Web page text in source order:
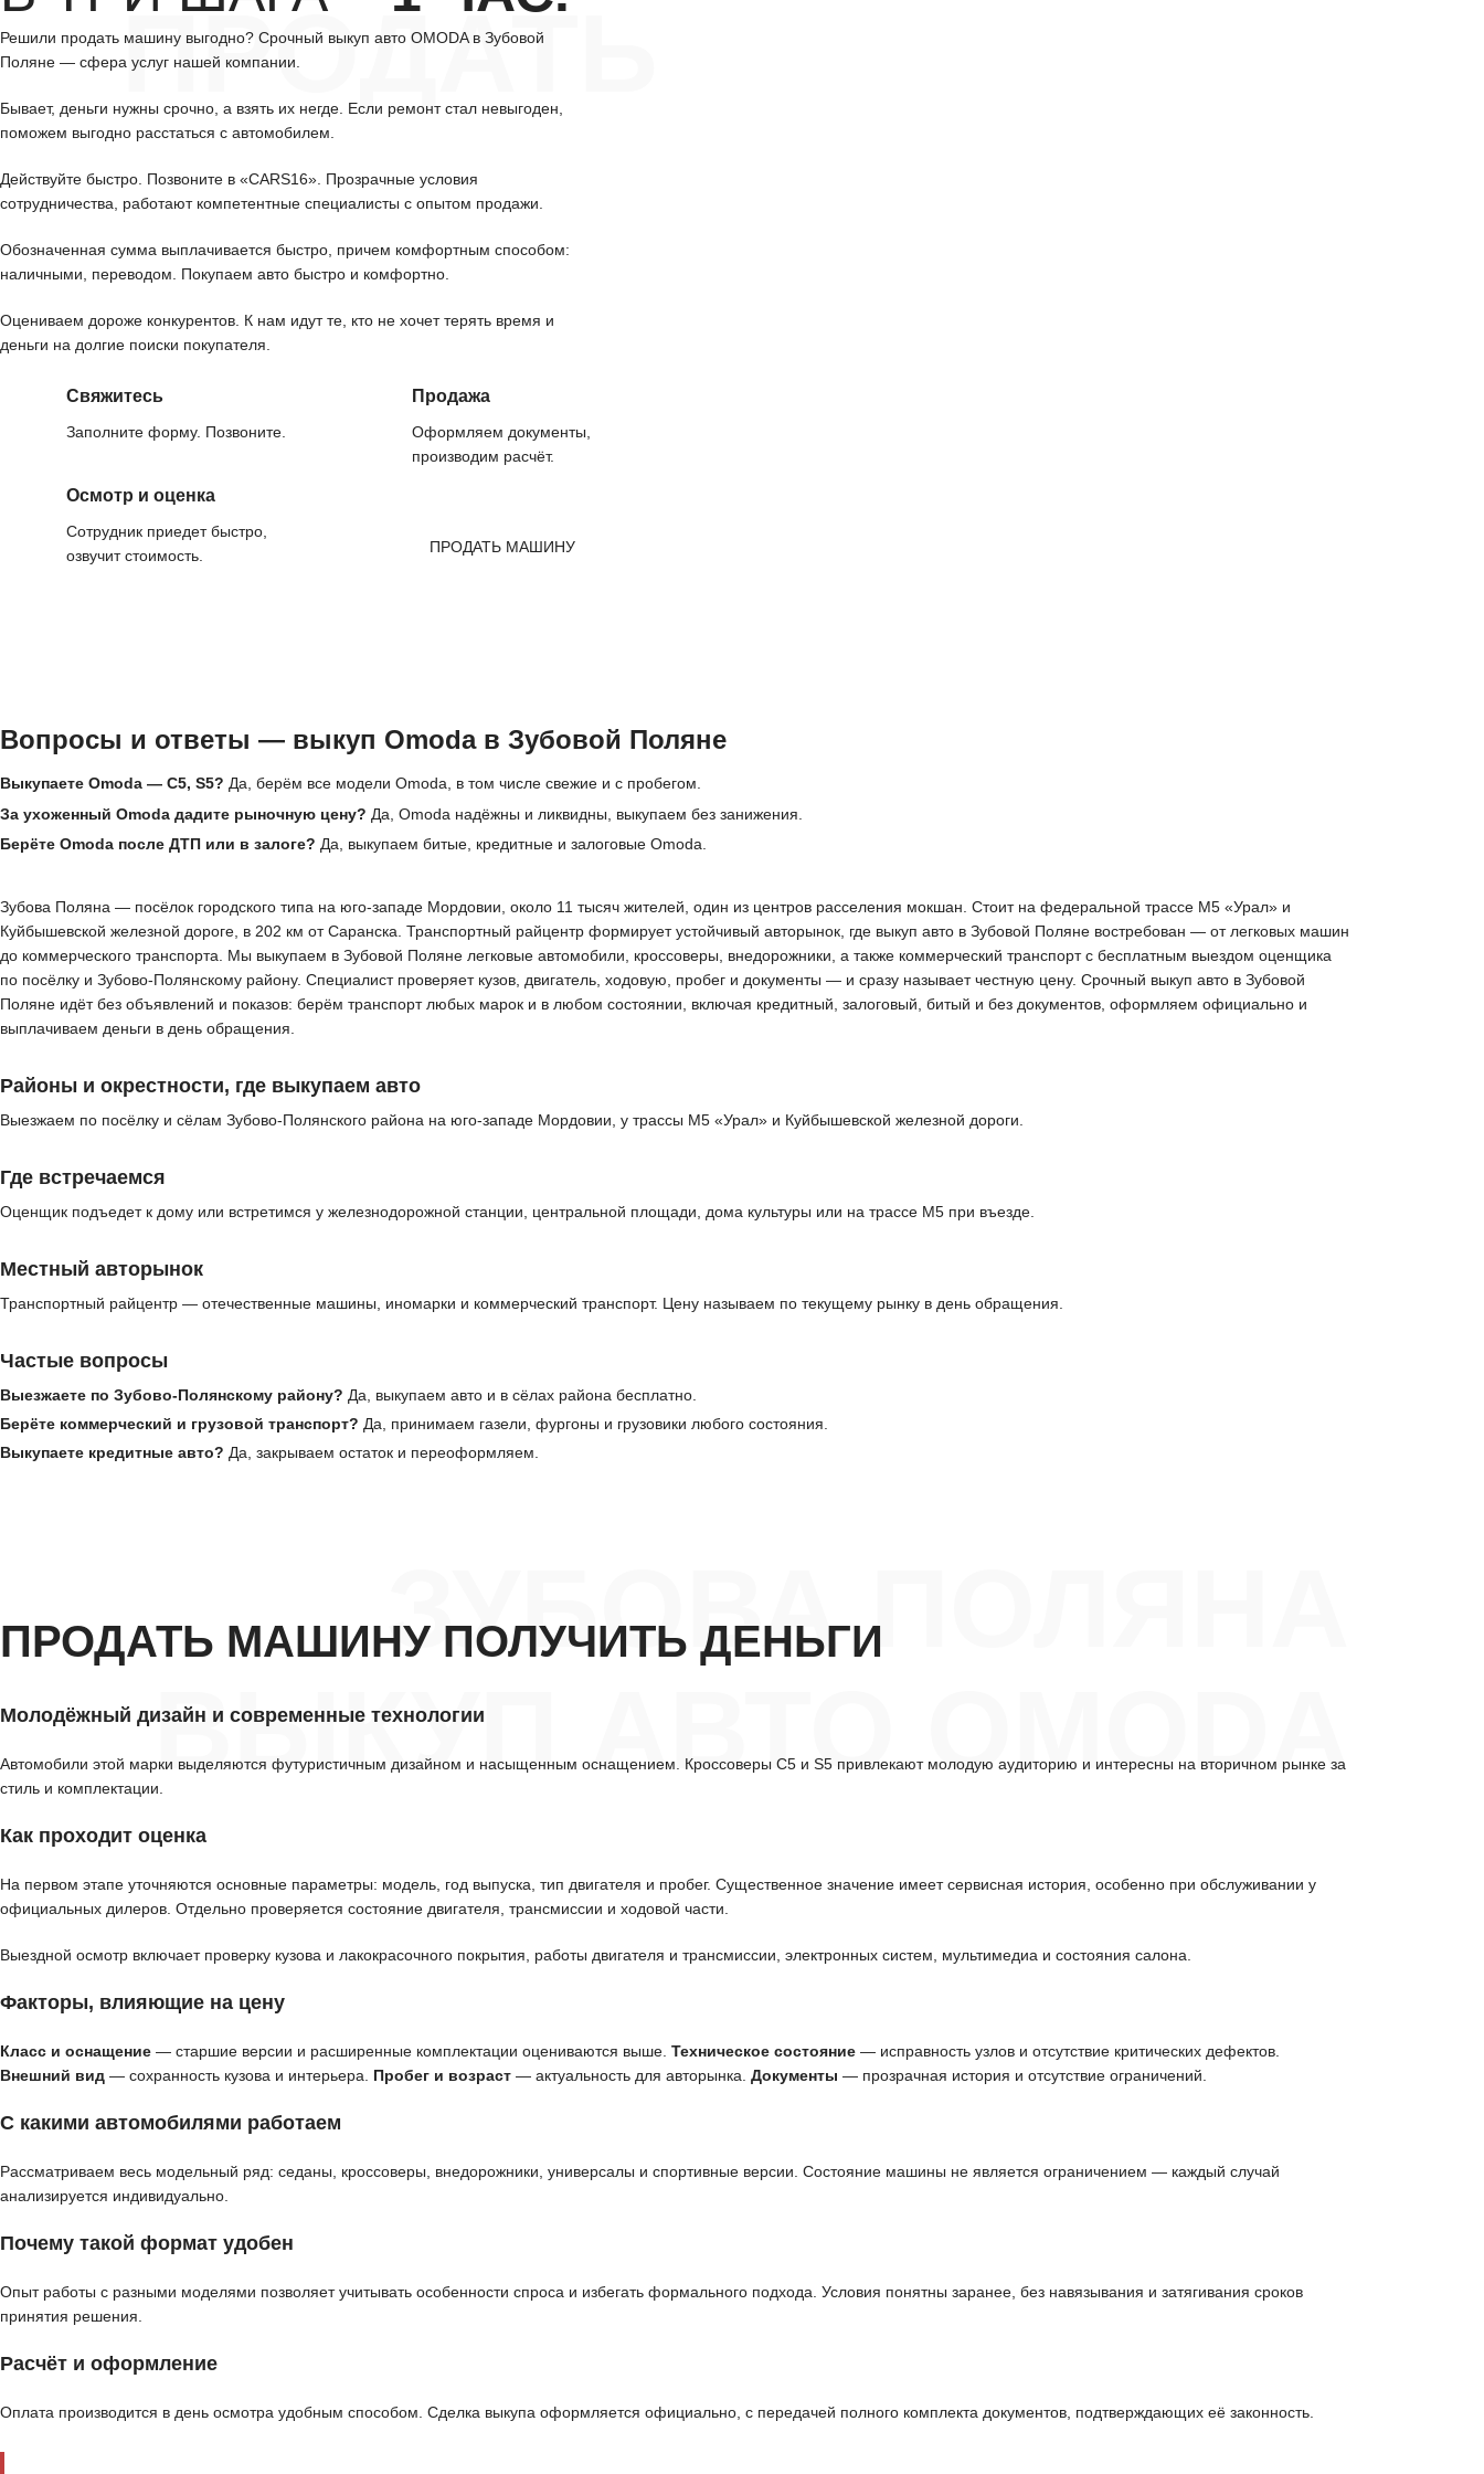
ПРОДАТЬ
Решили продать машину выгодно? Срочный выкуп авто OMODA в Зубовой
Поляне — сфера услуг нашей компании.
Бывает, деньги нужны срочно, а взять их негде. Если ремонт стал невыгоден,
поможем выгодно расстаться с автомобилем.
Действуйте быстро. Позвоните в «CARS16». Прозрачные условия
сотрудничества, работают компетентные специалисты с опытом продажи.
Обозначенная сумма выплачивается быстро, причем комфортным способом:
наличными, переводом. Покупаем авто быстро и комфортно.
Оцениваем дороже конкурентов. К нам идут те, кто не хочет терять время и
деньги на долгие поиски покупателя.
Свяжитесь
Заполните форму. Позвоните.
Осмотр и оценка
Сотрудник приедет быстро,
озвучит стоимость.
Продажа
Оформляем документы,
производим расчёт.
ПРОДАТЬ МАШИНУ
Вопросы и ответы — выкуп Omoda в Зубовой Поляне
Выкупаете Omoda — C5, S5? Да, берём все модели Omoda, в том числе свежие и с пробегом.
За ухоженный Omoda дадите рыночную цену? Да, Omoda надёжны и ликвидны, выкупаем без занижения.
Берёте Omoda после ДТП или в залоге? Да, выкупаем битые, кредитные и залоговые Omoda.
Зубова Поляна — посёлок городского типа на юго-западе Мордовии, около 11 тысяч жителей, один из центров расселения мокшан. Стоит на федеральной трассе М5 «Урал» и
Куйбышевской железной дороге, в 202 км от Саранска. Транспортный райцентр формирует устойчивый авторынок, где выкуп авто в Зубовой Поляне востребован — от легковых машин
до коммерческого транспорта. Мы выкупаем в Зубовой Поляне легковые автомобили, кроссоверы, внедорожники, а также коммерческий транспорт с бесплатным выездом оценщика
по посёлку и Зубово-Полянскому району. Специалист проверяет кузов, двигатель, ходовую, пробег и документы — и сразу называет честную цену. Срочный выкуп авто в Зубовой
Поляне идёт без объявлений и показов: берём транспорт любых марок и в любом состоянии, включая кредитный, залоговый, битый и без документов, оформляем официально и
выплачиваем деньги в день обращения.
Районы и окрестности, где выкупаем авто
Выезжаем по посёлку и сёлам Зубово-Полянского района на юго-западе Мордовии, у трассы М5 «Урал» и Куйбышевской железной дороги.
Где встречаемся
Оценщик подъедет к дому или встретимся у железнодорожной станции, центральной площади, дома культуры или на трассе М5 при въезде.
Местный авторынок
Транспортный райцентр — отечественные машины, иномарки и коммерческий транспорт. Цену называем по текущему рынку в день обращения.
Частые вопросы
Выезжаете по Зубово-Полянскому району? Да, выкупаем авто и в сёлах района бесплатно.
Берёте коммерческий и грузовой транспорт? Да, принимаем газели, фургоны и грузовики любого состояния.
Выкупаете кредитные авто? Да, закрываем остаток и переоформляем.
ЗУБОВА ПОЛЯНА
ВЫКУП АВТО OMODA
ПРОДАТЬ МАШИНУ ПОЛУЧИТЬ ДЕНЬГИ
Молодёжный дизайн и современные технологии
Автомобили этой марки выделяются футуристичным дизайном и насыщенным оснащением. Кроссоверы C5 и S5 привлекают молодую аудиторию и интересны на вторичном рынке за
стиль и комплектации.
Как проходит оценка
На первом этапе уточняются основные параметры: модель, год выпуска, тип двигателя и пробег. Существенное значение имеет сервисная история, особенно при обслуживании у
официальных дилеров. Отдельно проверяется состояние двигателя, трансмиссии и ходовой части.
Выездной осмотр включает проверку кузова и лакокрасочного покрытия, работы двигателя и трансмиссии, электронных систем, мультимедиа и состояния салона.
Факторы, влияющие на цену
Класс и оснащение — старшие версии и расширенные комплектации оцениваются выше. Техническое состояние — исправность узлов и отсутствие критических дефектов.
Внешний вид — сохранность кузова и интерьера. Пробег и возраст — актуальность для авторынка. Документы — прозрачная история и отсутствие ограничений.
С какими автомобилями работаем
Рассматриваем весь модельный ряд: седаны, кроссоверы, внедорожники, универсалы и спортивные версии. Состояние машины не является ограничением — каждый случай
анализируется индивидуально.
Почему такой формат удобен
Опыт работы с разными моделями позволяет учитывать особенности спроса и избегать формального подхода. Условия понятны заранее, без навязывания и затягивания сроков
принятия решения.
Расчёт и оформление
Оплата производится в день осмотра удобным способом. Сделка выкупа оформляется официально, с передачей полного комплекта документов, подтверждающих её законность.